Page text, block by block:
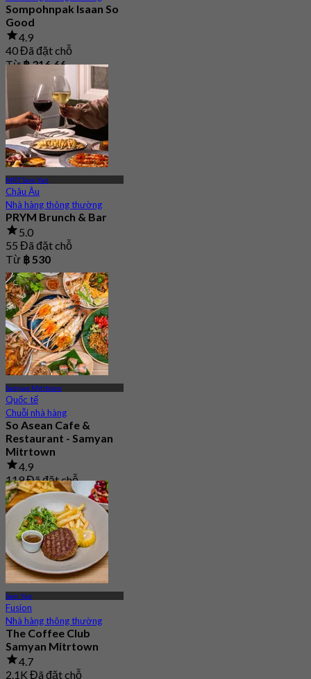
Sompohnpak Isaan So
Good
4.9
40 Đã đặt chỗ
Từ฿ 316.66
MRT Sam Yan
Châu Âu
Nhà hàng thông thường
PRYM Brunch & Bar
5.0
55 Đã đặt chỗ
Từ ฿ 530
Samyan Mitrtown
Quốc tế
Chuỗi nhà hàng
So Asean Cafe &
Restaurant - Samyan
Mitrtown
4.9
119 Đã đặt chỗ
Từ฿ 245
Sam Yan
Fusion
Nhà hàng thông thường
The Coffee Club
Samyan Mitrtown
4.7
2.1K Đã đặt chỗ